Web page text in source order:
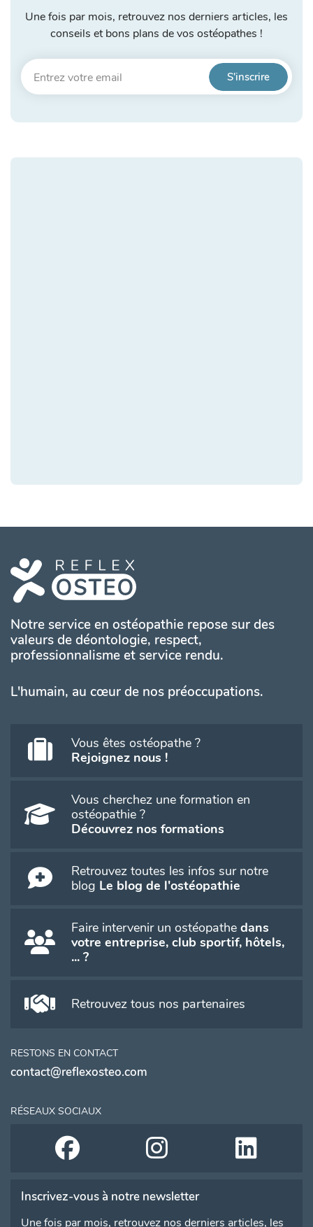
Une fois par mois, retrouvez nos derniers articles, les
conseils et bons plans de vos ostéopathes !
Notre service en ostéopathie repose sur des
valeurs de déontologie, respect,
professionnalisme et service rendu.
L'humain, au cœur de nos préoccupations.
Vous êtes ostéopathe ?
Rejoignez nous !
Vous cherchez une formation en
ostéopathie ?
Découvrez nos formations
Retrouvez toutes les infos sur notre
blog Le blog de l'ostéopathie
Faire intervenir un ostéopathe dans
votre entreprise, club sportif, hôtels,
... ?
Retrouvez tous nos partenaires
RESTONS EN CONTACT
contact@reflexosteo.com
RÉSEAUX SOCIAUX
Inscrivez-vous à notre newsletter
Une fois par mois, retrouvez nos derniers articles, les